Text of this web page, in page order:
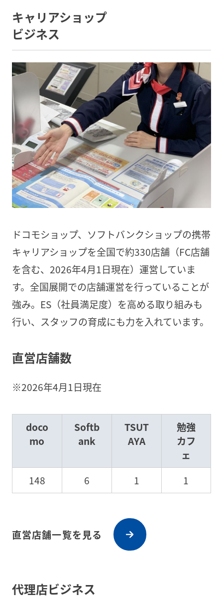
キャリアショップ
ビジネス
ドコモショップ、ソフトバンクショップの携帯
キャリアショップを全国で約330店舗（FC店舗
を含む、2026年4月1日現在）運営していま
す。全国展開での店舗運営を行っていることが
強み。ES（社員満足度）を高める取り組みも
行い、スタッフの育成にも力を入れています。
直営店舗数
※2026年4月1日現在
doco
mo
Softb
ank
TSUT
AYA
勉強
カフ
ェ
148
6 1 1
直営店舗一覧を見る
代理店ビジネス